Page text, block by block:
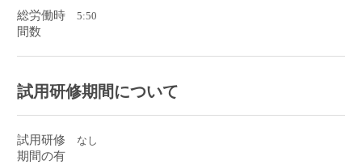
総労働時
間数
5:50
試用研修期間について
試用研修
期間の有
なし